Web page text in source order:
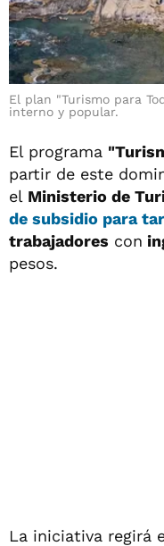
El plan "Turismo para
interno y popular.
El programa
partir de este
el Ministerio de
de subsidio para
trabajadores con
pesos.
La iniciativa regirá